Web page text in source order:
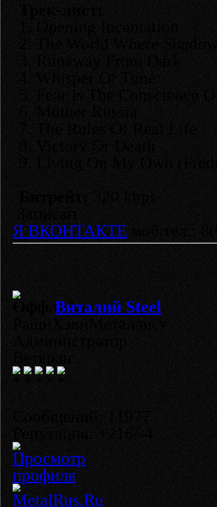
Трек-лист:
1. Opening Incantation
2. The World Where
3. Runaway From Dark
4. Whisper Of Time
5. Fear Is The Conscience
6. Mother Russia
7. The Rules Of Real Life
8. Victory Or Death
9. Living On My Own
Битрейт:320 kbps
Записан
Я ВКОНТАКТЕмоб.тел.:
Виталий Steel
РашнХэвиМеталлист
Администратор
Ветеран
Сообщений: 11977
Репутация: +216/-4